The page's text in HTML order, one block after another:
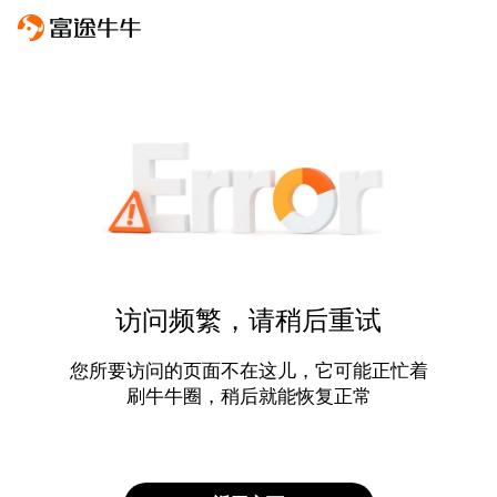
访问频繁，请稍后重试
您所要访问的页面不在这儿，它可能正忙着
刷牛牛圈，稍后就能恢复正常